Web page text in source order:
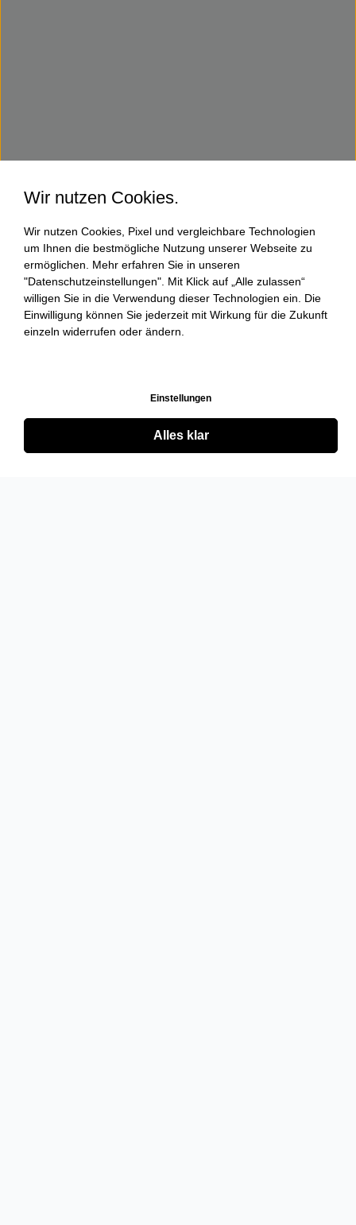
Wir nutzen Cookies.
Wir nutzen Cookies, Pixel und vergleichbare Technologien
um Ihnen die bestmögliche Nutzung unserer Webseite zu
ermöglichen. Mehr erfahren Sie in unseren
"Datenschutzeinstellungen". Mit Klick auf „Alle zulassen“
willigen Sie in die Verwendung dieser Technologien ein. Die
Einwilligung können Sie jederzeit mit Wirkung für die Zukunft
einzeln widerrufen oder ändern.
Einstellungen
Alles klar